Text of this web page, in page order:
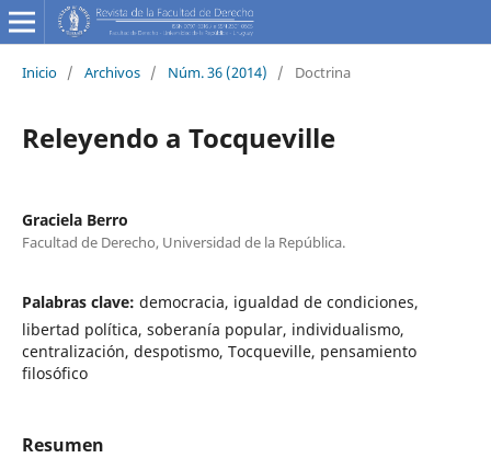
Inicio / Archivos / Núm. 36 (2014) / Doctrina
Releyendo a Tocqueville
Graciela Berro
Facultad de Derecho, Universidad de la República.
Palabras clave: democracia, igualdad de condiciones,
libertad política, soberanía popular, individualismo,
centralización, despotismo, Tocqueville, pensamiento
filosófico
Resumen